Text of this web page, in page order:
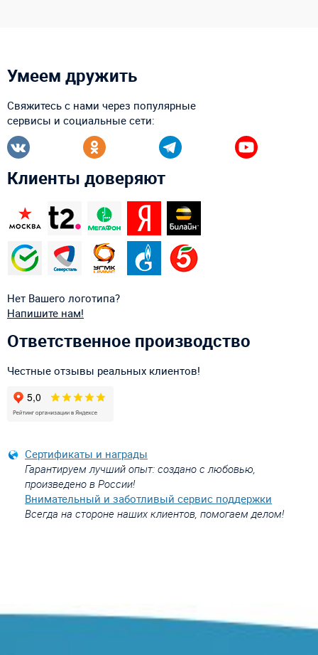
Умеем дружить
Свяжитесь с нами через популярные
сервисы и социальные сети:
Клиенты доверяют
Нет Вашего логотипа?
Напишите нам!
Ответственное производство
Честные отзывы реальных клиентов!
Сертификаты и награды
Гарантируем лучший опыт: создано с любовью,
произведено в России!
Внимательный и заботливый сервис поддержки
Всегда на стороне наших клиентов, помогаем делом!